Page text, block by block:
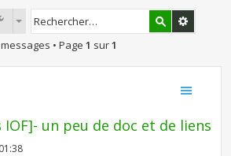
• Page 1 sur1
un peu de doc et de liens